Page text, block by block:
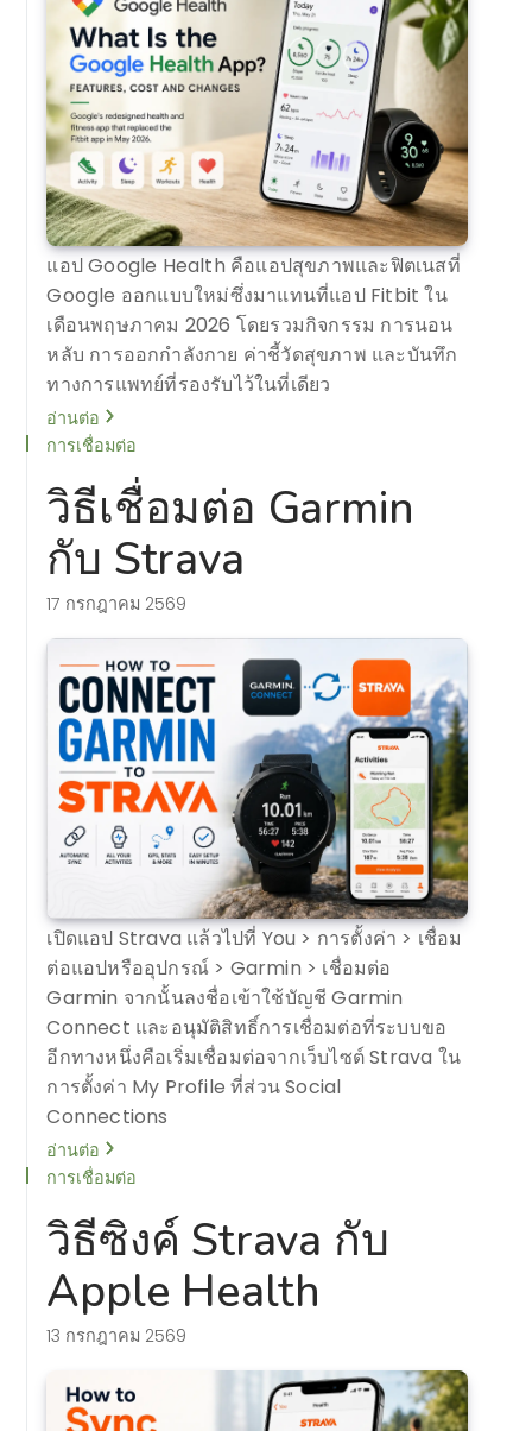
แอป Google Health คือแอปสุขภาพและฟิตเนสที่
Google ออกแบบใหม่ซึ่งมาแทนที่แอป Fitbit ใน
เดือนพฤษภาคม 2026 โดยรวมกิจกรรม การนอน
หลับ การออกกำลังกาย ค่าชี้วัดสุขภาพ และบันทึก
ทางการแพทย์ที่รองรับไว้ในที่เดียว
อ่านต่อ
การเชื่อมต่อ
วิธีเชื่อมต่อ Garmin
กับ Strava
17 กรกฎาคม 2569
เปิดแอป Strava แล้วไปที่ You > การตั้งค่า > เชื่อม
ต่อแอปหรืออุปกรณ์ > Garmin > เชื่อมต่อ
Garmin จากนั้นลงชื่อเข้าใช้บัญชี Garmin
Connect และอนุมัติสิทธิ์การเชื่อมต่อที่ระบบขอ
อีกทางหนึ่งคือเริ่มเชื่อมต่อจากเว็บไซต์ Strava ใน
การตั้งค่า My Profile ที่ส่วน Social
Connections
อ่านต่อ
การเชื่อมต่อ
วิธีซิงค์ Strava กับ
Apple Health
13 กรกฎาคม 2569